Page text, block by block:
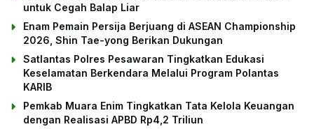
untuk Cegah Balap Liar
Enam Pemain Persija Berjuang di ASEAN Championship
2026, Shin Tae-yong Berikan Dukungan
Satlantas Polres Pesawaran Tingkatkan Edukasi
Keselamatan Berkendara Melalui Program Polantas
KARIB
Pemkab Muara Enim Tingkatkan Tata Kelola Keuangan
dengan Realisasi APBD Rp4,2 Triliun